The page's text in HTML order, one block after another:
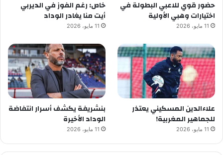
حضور قوي للاعبي البطولة في
اختيارات وهبي الأولية
11 مايو، 2026
خاص: رغم الفوز في الديربي
أيت منا يغادر الوداد
11 مايو، 2026
علاءالدين المسكيني يعتذر
للجماهير المغربية!
11 مايو، 2026
بنشريفة يكشف أسرار انتفاضة
الوداد الأخيرة
11 مايو، 2026